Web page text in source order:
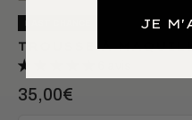
LAST CHANCE
TROUSSE À
35,00€
JE